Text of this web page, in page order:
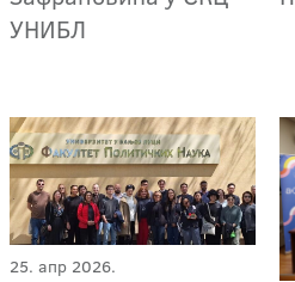
УНИБЛ
25. апр 2026.